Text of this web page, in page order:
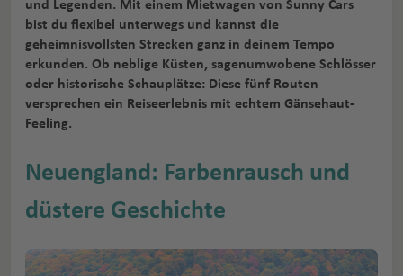
und Legenden. Mit einem Mietwagen von Sunny Cars
bist du flexibel unterwegs und kannst die
geheimnisvollsten Strecken ganz in deinem Tempo
erkunden. Ob neblige Küsten, sagenumwobene Schlösser
oder historische Schauplätze: Diese fünf Routen
versprechen ein Reiseerlebnis mit echtem Gänsehaut-
Feeling.
Neuengland: Farbenrausch und
düstere Geschichte